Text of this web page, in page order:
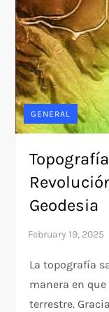
GENERAL
Geodesia
La topografía
manera en
terrestre.